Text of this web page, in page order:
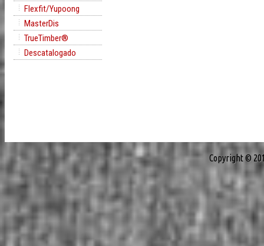
Flexfit/Yupoong
MasterDis
TrueTimber®
Descatalogado
Copyright ©